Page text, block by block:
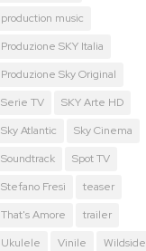
production music
Produzione SKY Italia
Produzione Sky Original
Serie TV
SKY Arte HD
Sky Atlantic
Sky Cinema
Soundtrack
Spot TV
Stefano Fresi
teaser
That's Amore
trailer
Ukulele
Vinile
Wildside